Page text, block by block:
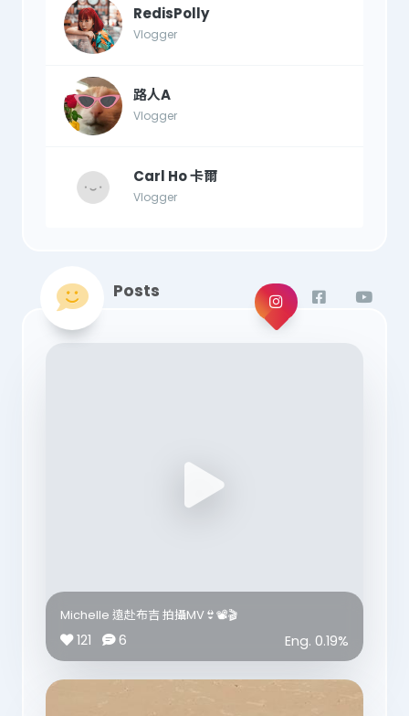
RedisPolly
Vlogger
路人A
Vlogger
Carl Ho 卡爾
Vlogger
Posts
Michelle 遠赴布吉 拍攝MV👙📽️🎬
121 6 Eng. 0.19%